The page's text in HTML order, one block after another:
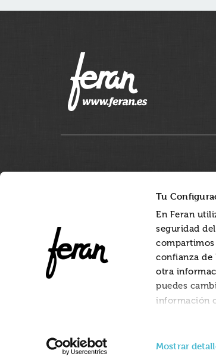
Tu
En Feran
seguridad
confianza de
otra
puedes
información
Mostrar